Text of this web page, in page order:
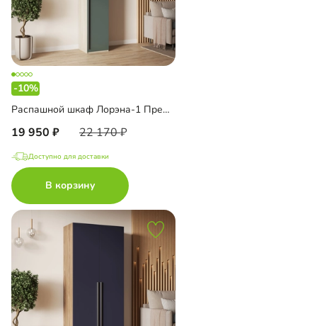
-10%
Распашной шкаф Лорэна-1 Премиум с антресолью
19 950 22 170
Доступно для доставки
В корзину